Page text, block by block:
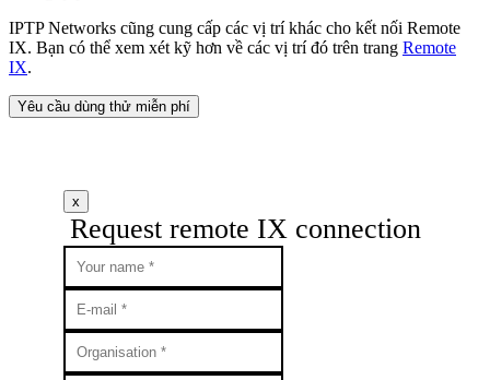
IPTP Networks cũng cung cấp các vị trí khác cho kết nối Remote
IX. Bạn có thể xem xét kỹ hơn về các vị trí đó trên trang Remote
IX.
Yêu cầu dùng thử miễn phí
x
Request remote IX connection